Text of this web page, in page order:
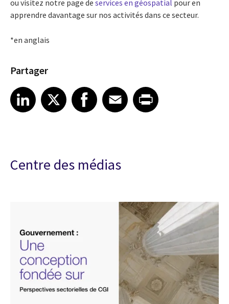
ou visitez notre page de services en géospatial pour en
apprendre davantage sur nos activités dans ce secteur.
*en anglais
Partager
Share article on LinkedIn
LinkedIn
Share article on XShare article on Facebook
Facebook
Share article on Email
EmailShare article on Print
Centre des médias